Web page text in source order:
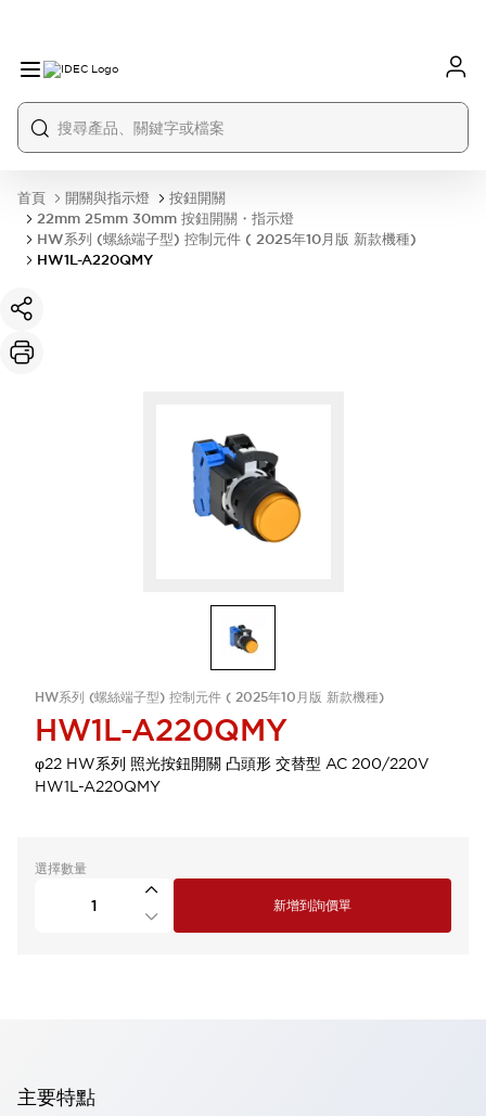
首頁 開關與指示燈
按鈕開關
22mm 25mm 30mm 按鈕開關・指示燈
HW系列 (螺絲端子型) 控制元件 ( 2025年10月版 新款機種)
HW1L-A220QMY
HW系列 (螺絲端子型) 控制元件 ( 2025年10月版 新款機種)
HW1L-A220QMY
φ22 HW系列 照光按鈕開關 凸頭形 交替型 AC 200/220V
HW1L-A220QMY
選擇數量
新增到詢價單
主要特點